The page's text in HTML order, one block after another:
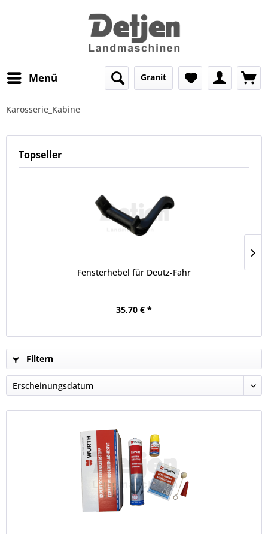
Menü Granit
Karosserie_Kabine
Topseller
Fensterhebel für Deutz-Fahr
35,70 € *
Filtern